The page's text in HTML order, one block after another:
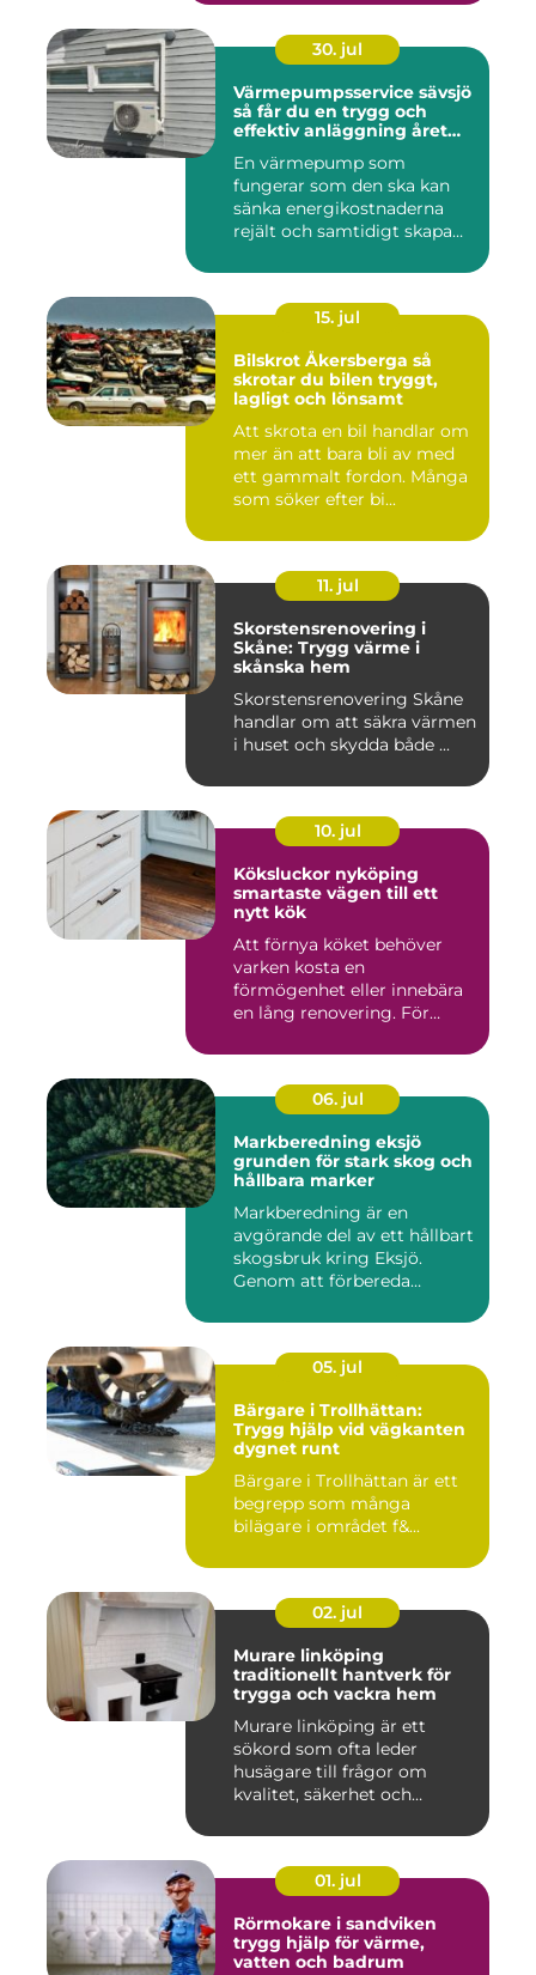
30. jul
Värmepumpsservice sävsjö
så får du en trygg och
effektiv anläggning året
En värmepump som
fungerar som den ska kan
sänka energikostnaderna
rejält och samtidigt skapa
15. jul
Bilskrot Åkersberga så
skrotar du bilen tryggt,
lagligt och lönsamt
Att skrota en bil handlar om
mer än att bara bli av med
ett gammalt fordon. Många
som söker efter bi...
11. jul
Skorstensrenovering i
Skåne: Trygg värme i
skånska hem
Skorstensrenovering Skåne
handlar om att säkra värmen
i huset och skydda både ...
10. jul
Köksluckor nyköping
smartaste vägen till ett
nytt kök
Att förnya köket behöver
varken kosta en
förmögenhet eller innebära
en lång renovering. För
06. jul
Markberedning eksjö
grunden för stark skog och
hållbara marker
Markberedning är en
avgörande del av ett hållbart
skogsbruk kring Eksjö.
Genom att förbereda
05. jul
Bärgare i Trollhättan:
Trygg hjälp vid vägkanten
dygnet runt
Bärgare i Trollhättan är ett
begrepp som många
bilägare i området f&...
02. jul
Murare linköping
traditionellt hantverk för
trygga och vackra hem
Murare linköping är ett
sökord som ofta leder
husägare till frågor om
kvalitet, säkerhet och
01. jul
Rörmokare i sandviken
trygg hjälp för värme,
vatten och badrum